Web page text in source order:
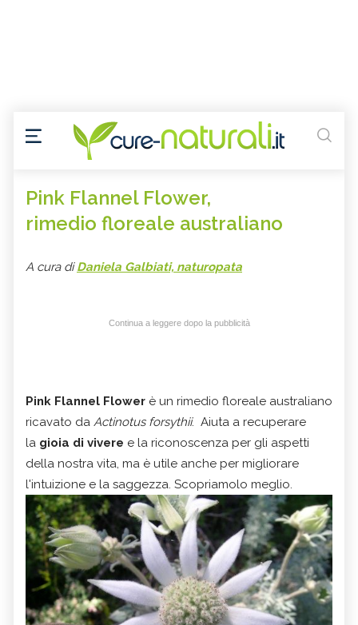
Pink Flannel Flower,
rimedio floreale australiano
A cura diDaniela Galbiati, naturopata
Continua a leggere dopo la pubblicità
Pink Flannel Flower è un rimedio floreale australiano
ricavato da Actinotus forsythii. Aiuta a recuperare
la gioia di vivere e la riconoscenza per gli aspetti
della nostra vita, ma è utile anche per migliorare
l'intuizione e la saggezza. Scopriamolo meglio.